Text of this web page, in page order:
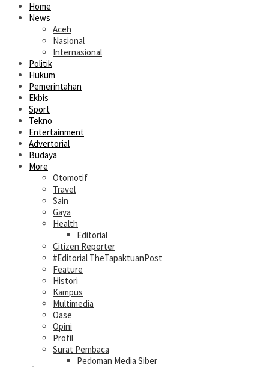
Home
News
Aceh
Nasional
Internasional
Politik
Hukum
Pemerintahan
Ekbis
Sport
Tekno
Entertainment
Advertorial
Budaya
More
Otomotif
Travel
Sain
Gaya
Health
Editorial
Citizen Reporter
#Editorial TheTapaktuanPost
Feature
Histori
Kampus
Multimedia
Oase
Opini
Profil
Surat Pembaca
Pedoman Media Siber